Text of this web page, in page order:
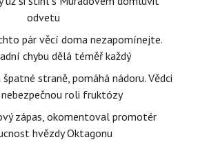
odvetu
pár věcí doma nezapomínejte.
chybu dělá téměř každý
straně, pomáhá nádoru. Vědci
roli fruktózy
zápas, okomentoval promotér
hvězdy Oktagonu